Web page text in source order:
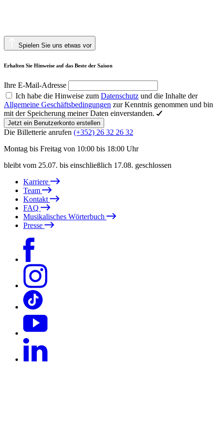
Spielen Sie uns etwas vor
Erhalten Sie Hinweise auf das Beste der Saison
Ihre E-Mail-Adresse
Ich habe die Hinweise zum Datenschutz und die Inhalte der
Allgemeine Geschäftsbedingungen zur Kenntnis genommen und bin
mit der Speicherung meiner Daten einverstanden.
Jetzt ein Benutzerkonto erstellen
Die Billetterie anrufen (+352) 26 32 26 32
Montag bis Freitag von 10:00 bis 18:00 Uhr
bleibt vom 25.07. bis einschließlich 17.08. geschlossen
Karriere
Team
Kontakt
FAQ
Musikalisches Wörterbuch
Presse